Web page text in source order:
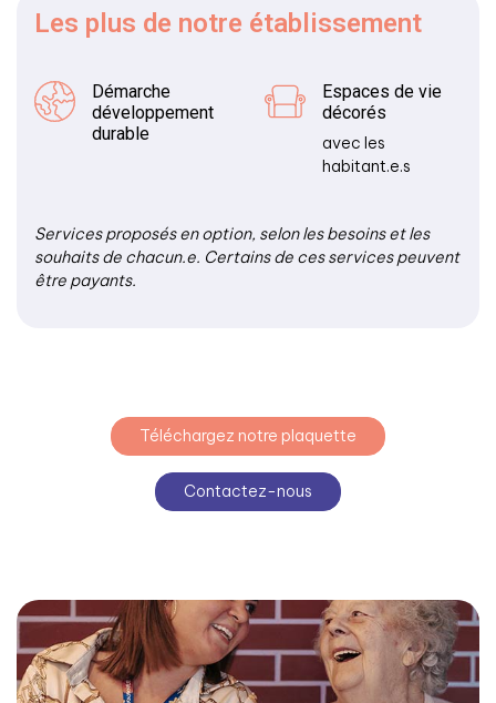
Les plus de notre établissement
Démarche
développement
durable
Espaces de vie
décorés
avec les
habitant.e.s
Services proposés en option, selon les besoins et les
souhaits de chacun.e. Certains de ces services peuvent
être payants.
Téléchargez notre plaquette
Contactez-nous